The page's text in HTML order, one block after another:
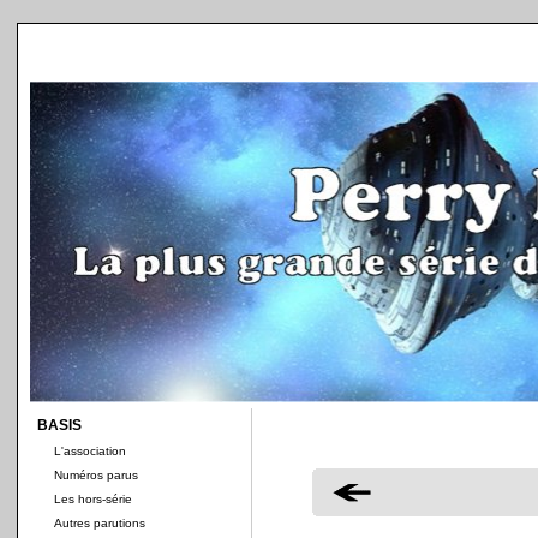
BASIS
L'association
Numéros parus
Les hors-série
Autres parutions